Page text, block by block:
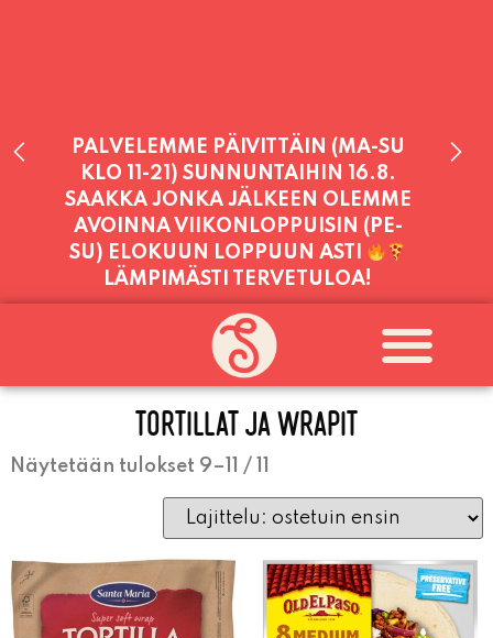
PALVELEMME PÄIVITTÄIN (MA-SU
KLO 11-21) SUNNUNTAIHIN 16.8.
SAAKKA JONKA JÄLKEEN OLEMME
AVOINNA VIIKONLOPPUISIN (PE-
SU) ELOKUUN LOPPUUN ASTI
LÄMPIMÄSTI TERVETULOA!
PALVELEMME TÄNÄÄN:
SUNNUNTAI11:00 - 21:00
TORTILLAT JA WRAPIT
Näytetään tulokset 9–11 / 11